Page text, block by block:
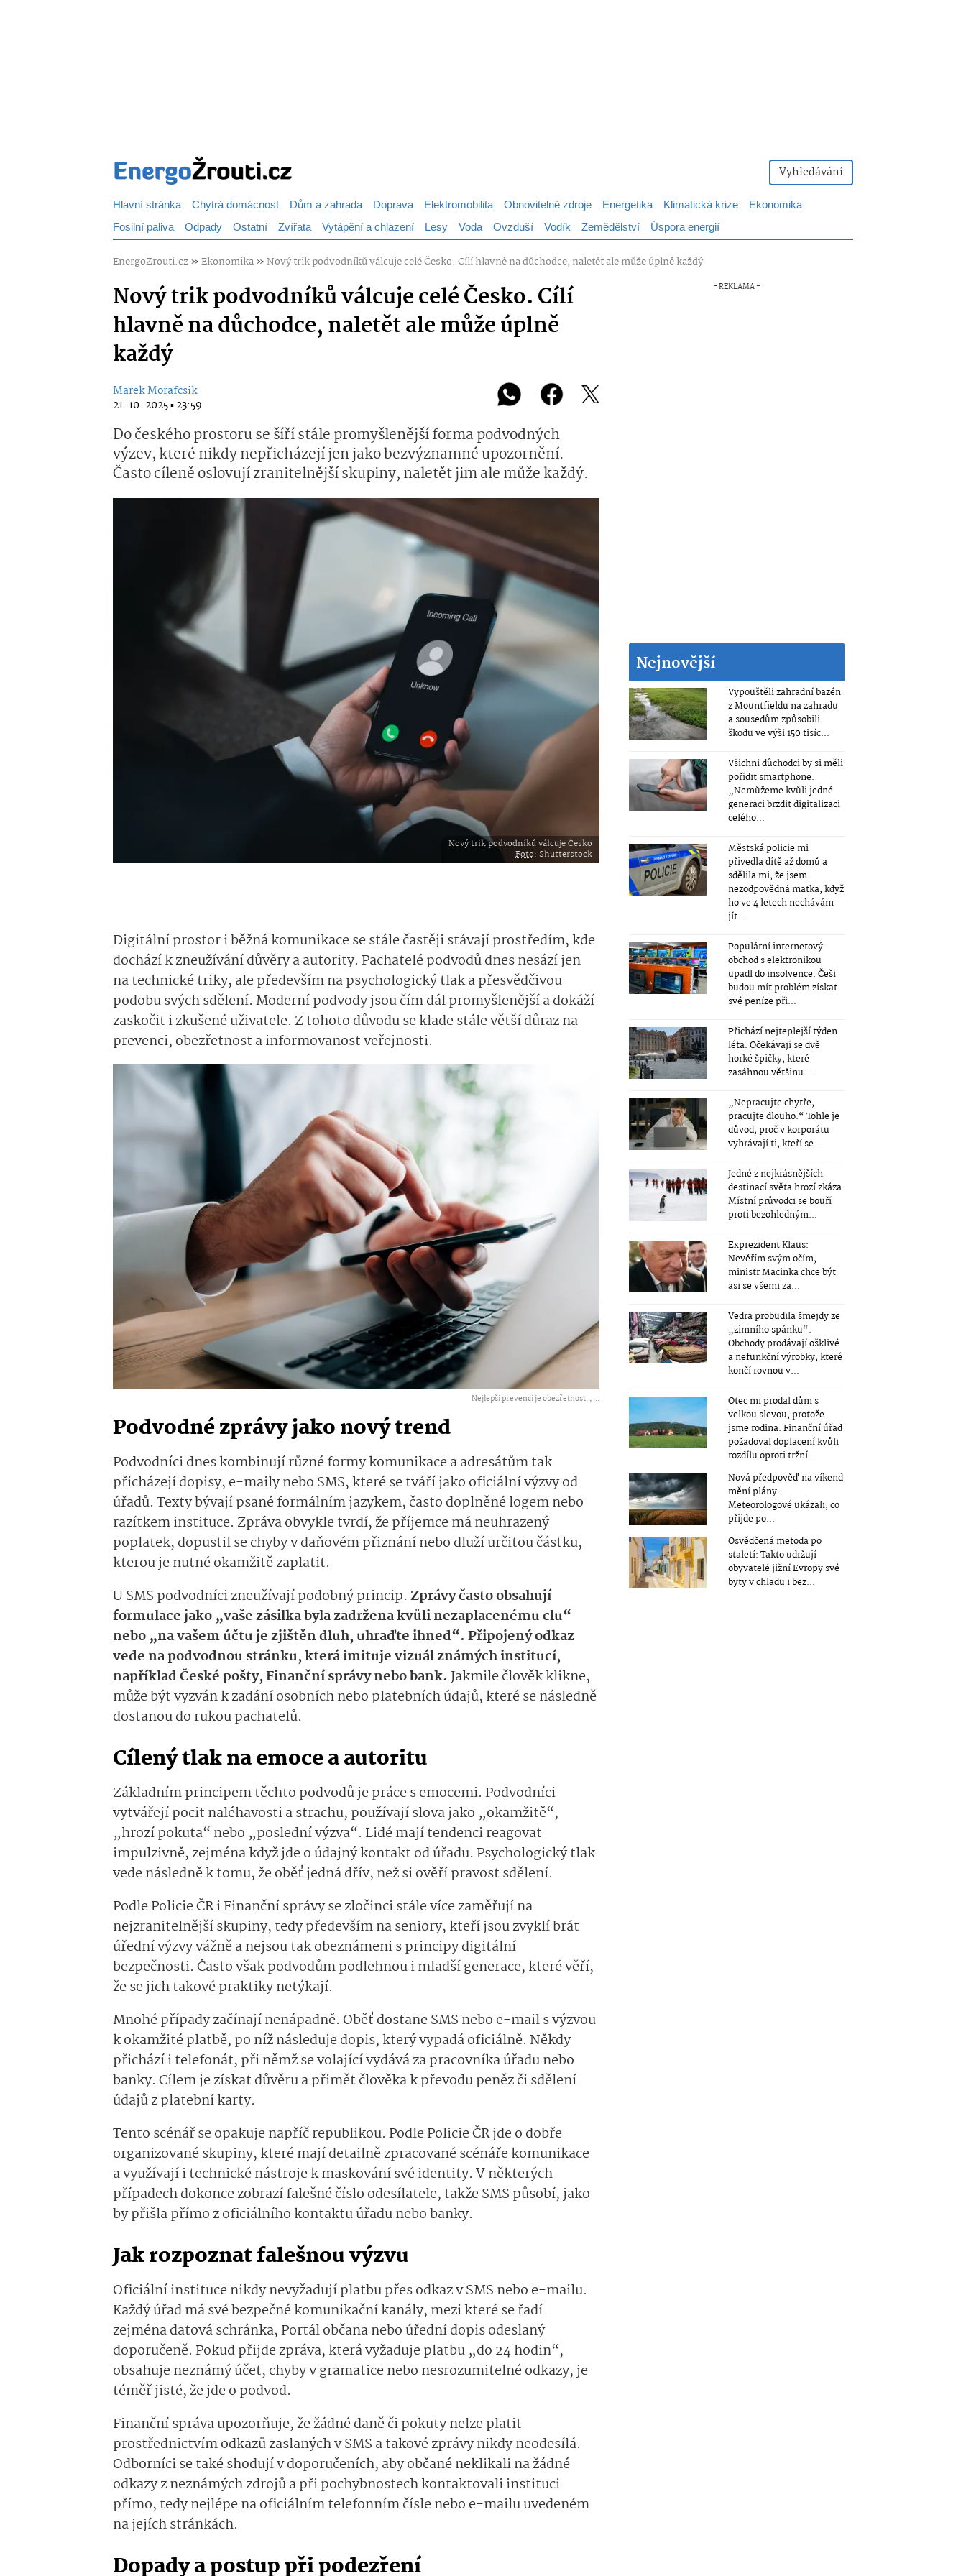
Vyhledávání
Hlavní stránka Chytrá domácnost Dům a zahrada Doprava Elektromobilita Obnovitelné zdroje Energetika Klimatická krize
Ekonomika
Fosilní paliva Odpady Ostatní Zvířata Vytápění a chlazení Lesy Voda Ovzduší Vodík Zemědělství Úspora energií
EnergoZrouti.cz»Ekonomika»Nový trik podvodníků válcuje celé Česko. Cílí hlavně na důchodce, naletět ale může úplně každý
Nový trik podvodníků válcuje celé Česko. Cílí
hlavně na důchodce, naletět ale může úplně
každý
Marek Morafcsik
21. 10. 2025 ▪ 23:59
Do českého prostoru se šíří stále promyšlenější forma podvodných
výzev, které nikdy nepřicházejí jen jako bezvýznamné upozornění.
Často cíleně oslovují zranitelnější skupiny, naletět jim ale může každý.
Nový trik podvodníků válcuje Česko
Foto: Shutterstock
Digitální prostor i běžná komunikace se stále častěji stávají prostředím, kde
dochází k zneužívání důvěry a autority. Pachatelé podvodů dnes nesází jen
na technické triky, ale především na psychologický tlak a přesvědčivou
podobu svých sdělení. Moderní podvody jsou čím dál promyšlenější a dokáží
zaskočit i zkušené uživatele. Z tohoto důvodu se klade stále větší důraz na
prevenci, obezřetnost a informovanost veřejnosti.
Nejlepší prevencí je obezřetnost. ,...
Podvodné zprávy jako nový trend
Podvodníci dnes kombinují různé formy komunikace a adresátům tak
přicházejí dopisy, e-maily nebo SMS, které se tváří jako oficiální výzvy od
úřadů. Texty bývají psané formálním jazykem, často doplněné logem nebo
razítkem instituce. Zpráva obvykle tvrdí, že příjemce má neuhrazený
poplatek, dopustil se chyby v daňovém přiznání nebo dluží určitou částku,
kterou je nutné okamžitě zaplatit.
U SMS podvodníci zneužívají podobný princip. Zprávy často obsahují
formulace jako „vaše zásilka byla zadržena kvůli nezaplacenému clu“
nebo „na vašem účtu je zjištěn dluh, uhraďte ihned“. Připojený odkaz
vede na podvodnou stránku, která imituje vizuál známých institucí,
například České pošty, Finanční správy nebo bank. Jakmile člověk klikne,
může být vyzván k zadání osobních nebo platebních údajů, které se následně
dostanou do rukou pachatelů.
Cílený tlak na emoce a autoritu
Základním principem těchto podvodů je práce s emocemi. Podvodníci
vytvářejí pocit naléhavosti a strachu, používají slova jako „okamžitě“,
„hrozí pokuta“ nebo „poslední výzva“. Lidé mají tendenci reagovat
impulzivně, zejména když jde o údajný kontakt od úřadu. Psychologický tlak
vede následně k tomu, že oběť jedná dřív, než si ověří pravost sdělení.
Podle Policie ČR i Finanční správy se zločinci stále více zaměřují na
nejzranitelnější skupiny, tedy především na seniory, kteří jsou zvyklí brát
úřední výzvy vážně a nejsou tak obeznámeni s principy digitální
bezpečnosti. Často však podvodům podlehnou i mladší generace, které věří,
že se jich takové praktiky netýkají.
Mnohé případy začínají nenápadně. Oběť dostane SMS nebo e-mail s výzvou
k okamžité platbě, po níž následuje dopis, který vypadá oficiálně. Někdy
přichází i telefonát, při němž se volající vydává za pracovníka úřadu nebo
banky. Cílem je získat důvěru a přimět člověka k převodu peněz či sdělení
údajů z platební karty.
Tento scénář se opakuje napříč republikou. Podle Policie ČR jde o dobře
organizované skupiny, které mají detailně zpracované scénáře komunikace
a využívají i technické nástroje k maskování své identity. V některých
případech dokonce zobrazí falešné číslo odesílatele, takže SMS působí, jako
by přišla přímo z oficiálního kontaktu úřadu nebo banky.
Jak rozpoznat falešnou výzvu
Oficiální instituce nikdy nevyžadují platbu přes odkaz v SMS nebo e-mailu.
Každý úřad má své bezpečné komunikační kanály, mezi které se řadí
zejména datová schránka, Portál občana nebo úřední dopis odeslaný
doporučeně. Pokud přijde zpráva, která vyžaduje platbu „do 24 hodin“,
obsahuje neznámý účet, chyby v gramatice nebo nesrozumitelné odkazy, je
téměř jisté, že jde o podvod.
Finanční správa upozorňuje, že žádné daně či pokuty nelze platit
prostřednictvím odkazů zaslaných v SMS a takové zprávy nikdy neodesílá.
Odborníci se také shodují v doporučeních, aby občané neklikali na žádné
odkazy z neznámých zdrojů a při pochybnostech kontaktovali instituci
přímo, tedy nejlépe na oficiálním telefonním čísle nebo e-mailu uvedeném
na jejích stránkách.
Dopady a postup při podezření
Nejnovější
Vypouštěli zahradní bazén
z Mountfieldu na zahradu
a sousedům způsobili
škodu ve výši 150 tisíc...
Všichni důchodci by si měli
pořídit smartphone.
„Nemůžeme kvůli jedné
generaci brzdit digitalizaci
celého...
Městská policie mi
přivedla dítě až domů a
sdělila mi, že jsem
nezodpovědná matka, když
ho ve 4 letech nechávám
jít...
Populární internetový
obchod s elektronikou
upadl do insolvence. Češi
budou mít problém získat
své peníze při...
Přichází nejteplejší týden
léta: Očekávají se dvě
horké špičky, které
zasáhnou většinu...
„Nepracujte chytře,
pracujte dlouho.“ Tohle je
důvod, proč v korporátu
vyhrávají ti, kteří se...
Jedné z nejkrásnějších
destinací světa hrozí zkáza.
Místní průvodci se bouří
proti bezohledným...
Exprezident Klaus:
Nevěřím svým očím,
ministr Macinka chce být
asi se všemi za...
Vedra probudila šmejdy ze
„zimního spánku“.
Obchody prodávají ošklivé
a nefunkční výrobky, které
končí rovnou v...
Otec mi prodal dům s
velkou slevou, protože
jsme rodina. Finanční úřad
požadoval doplacení kvůli
rozdílu oproti tržní...
Nová předpověď na víkend
mění plány.
Meteorologové ukázali, co
přijde po...
Osvědčená metoda po
staletí: Takto udržují
obyvatelé jižní Evropy své
byty v chladu i bez...